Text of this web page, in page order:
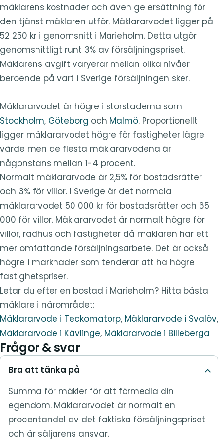
mäklarens kostnader och även ge ersättning för
den tjänst mäklaren utför. Mäklararvodet ligger på
52 250 kr i genomsnitt i Marieholm. Detta utgör
genomsnittligt runt 3% av försäljningspriset.
Mäklarens avgift varyerar mellan olika nivåer
beroende på vart i Sverige försäljningen sker.
Mäklararvodet är högre i storstaderna som
Stockholm, Göteborg och Malmö. Proportionellt
ligger mäklararvodet högre för fastigheter lägre
värde men de flesta mäklararvodena är
någonstans mellan 1-4 procent.
Normalt mäklararvode är 2,5% för bostadsrätter
och 3% för villor. I Sverige är det normala
mäklararvodet 50 000 kr för bostadsrätter och 65
000 för villor. Mäklararvodet är normalt högre för
villor, radhus och fastigheter då mäklaren har ett
mer omfattande försäljningsarbete. Det är också
högre i marknader som tenderar att ha högre
fastighetspriser.
Letar du efter en bostad i Marieholm? Hitta bästa
mäklare i närområdet:
Mäklararvode i Teckomatorp, Mäklararvode i Svalöv,
Mäklararvode i Kävlinge, Mäklararvode i Billeberga
Frågor & svar
Bra att tänka på
Summa för mäkler för att förmedla din
egendom. Mäklararvodet är normalt en
procentandel av det faktiska försäljningspriset
och är säljarens ansvar.